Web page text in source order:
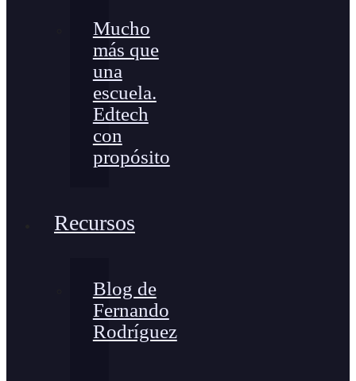
Mucho
más que
una
escuela.
Edtech
con
propósito
Recursos
Blog de
Fernando
Rodríguez